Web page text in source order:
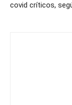
covid críticos,